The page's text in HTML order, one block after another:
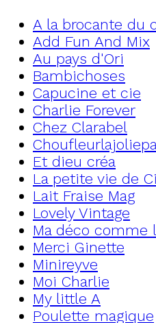
A la brocante du
Add Fun And Mix
Au pays d'Ori
Bambichoses
Capucine et cie
Charlie Forever
Chez Clarabel
Et dieu créa
La petite vie de Ci
Lait Fraise Mag
Lovely Vintage
Ma déco comme
Merci Ginette
Minireyve
Moi Charlie
My little A
Poulette magique